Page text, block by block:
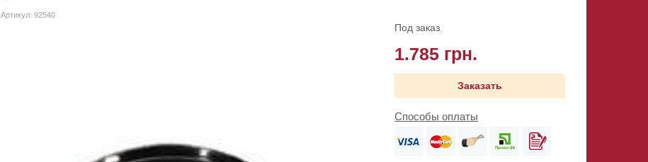
Артикул: 92540
Под заказ
1.785 грн.
Заказать
Способы оплаты